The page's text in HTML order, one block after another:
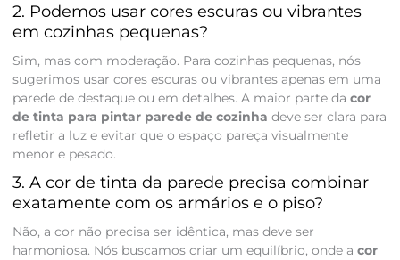
2. Podemos usar cores escuras ou vibrantes
em cozinhas pequenas?
Sim, mas com moderação. Para cozinhas pequenas, nós
sugerimos usar cores escuras ou vibrantes apenas em uma
parede de destaque ou em detalhes. A maior parte da cor
de tinta para pintar parede de cozinha deve ser clara para
refletir a luz e evitar que o espaço pareça visualmente
menor e pesado.
3. A cor de tinta da parede precisa combinar
exatamente com os armários e o piso?
Não, a cor não precisa ser idêntica, mas deve ser
harmoniosa. Nós buscamos criar um equilíbrio, onde a cor